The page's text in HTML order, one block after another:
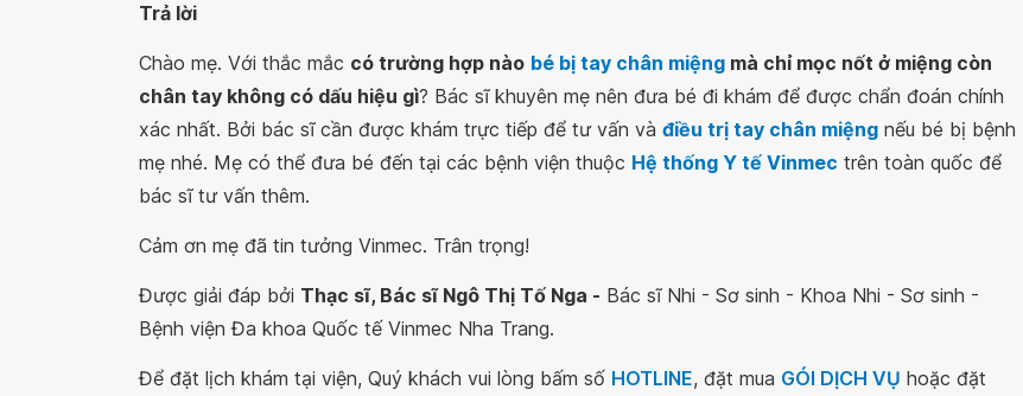
Trả lời
Chào mẹ. Với thắc mắc có trường hợp nào bé bị tay chân miệng mà chỉ mọc nốt ở miệng còn
chân tay không có dấu hiệu gì? Bác sĩ khuyên mẹ nên đưa bé đi khám để được chẩn đoán chính
xác nhất. Bởi bác sĩ cần được khám trực tiếp để tư vấn và điều trị tay chân miệng nếu bé bị bệnh
mẹ nhé. Mẹ có thể đưa bé đến tại các bệnh viện thuộc Hệ thống Y tế Vinmec trên toàn quốc để
bác sĩ tư vấn thêm.
Cảm ơn mẹ đã tin tưởng Vinmec. Trân trọng!
Được giải đáp bởi Thạc sĩ, Bác sĩ Ngô Thị Tố Nga - Bác sĩ Nhi - Sơ sinh - Khoa Nhi - Sơ sinh -
Bệnh viện Đa khoa Quốc tế Vinmec Nha Trang.
Để đặt lịch khám tại viện, Quý khách vui lòng bấm số HOTLINE, đặt mua GÓI DỊCH VỤ hoặc đặt